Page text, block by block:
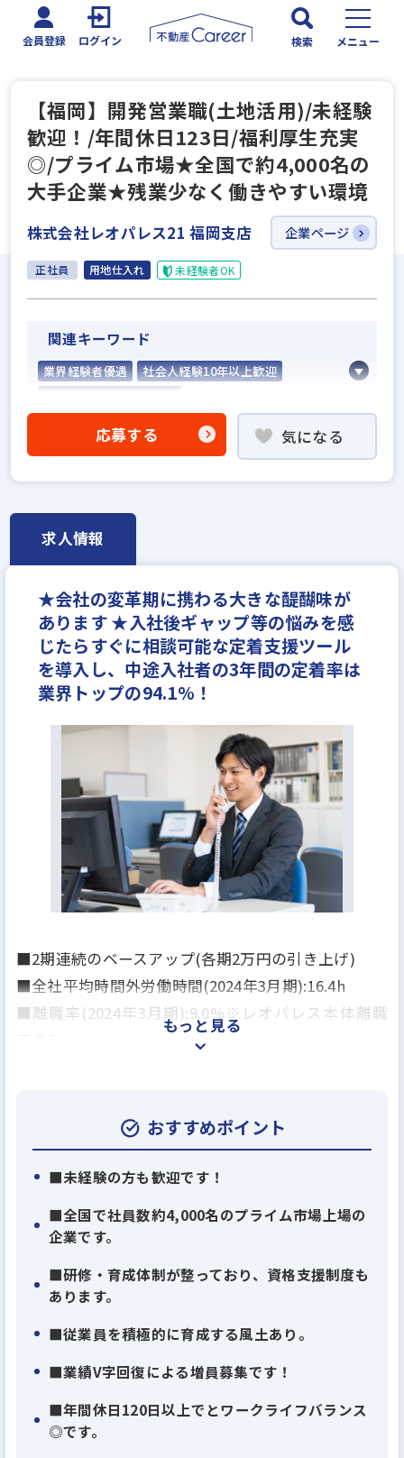
会員登録 ログイン 検索 メニュー
【福岡】開発営業職(土地活用)/未経験
歓迎！/年間休日123日/福利厚生充実
◎/プライム市場★全国で約4,000名の
大手企業★残業少なく働きやすい環境
株式会社レオパレス21 福岡支店 企業ページ
正社員 用地仕入れ 未経験者OK
関連キーワード
業界経験者優遇
社会人経験10年以上歓迎
高級賃貸仲介営業の経験者歓迎
固定給25万円以上
社宅・家賃補助あり
研修制度あり
転勤なし
残業少ない
マイカー通勤可
女性が活躍中
完全週休2日
休日シフト制
年間休日120日以上
反響営業
年収600万円
月給25万円
応募する 気になる
求人情報
★会社の変革期に携わる大きな醍醐味が
あります ★入社後ギャップ等の悩みを感
じたらすぐに相談可能な定着支援ツール
を導入し、中途入社者の3年間の定着率は
業界トップの94.1%！
■2期連続のベースアップ(各期2万円の引き上げ)
■全社平均時間外労働時間(2024年3月期):16.4h
■離職率(2024年3月期):9.0%※レオパレス本体離職
得率の高い200社のランキング』で71位にランキング
（不動産業界トップクラス）
の想造」 のとおり、斬新な発想から次々と新しい事
想造は「想像」と「創造」を掛け合わせた造語。
入居者・オーナー・法人顧客など様々なステークホ
ルダーに寄り添い、その人々にとっての笑顔あふれ
る暮らしを具体的に思い描くことで、新しい商品・
暮らしを、一つ一つ、世の中に創造し続けることこ
そが私たちの使命であることを、この言葉は合意し
もっと見る
おすすめポイント
■未経験の方も歓迎です！
■全国で社員数約4,000名のプライム市場上場の
企業です。
■研修・育成体制が整っており、資格支援制度も
あります。
■従業員を積極的に育成する風土あり。
■業績V字回復による増員募集です！
■年間休日120日以上でとワークライフバランス
◎です。